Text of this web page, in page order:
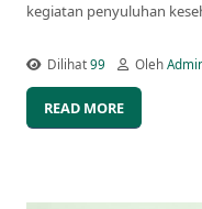
kegiatan penyuluhan
Dilihat99 Oleh
READ MORE